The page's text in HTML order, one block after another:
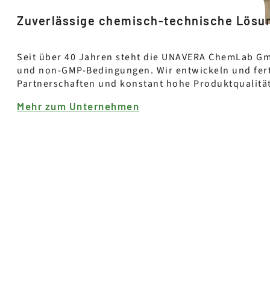
Zuverlässige chemisch-technische
Seit über 40 Jahren steht die UNAVERA ChemLab
und non-GMP-Bedingungen. Wir entwickeln und
Partnerschaften und konstant hohe
Mehr zum Unternehmen